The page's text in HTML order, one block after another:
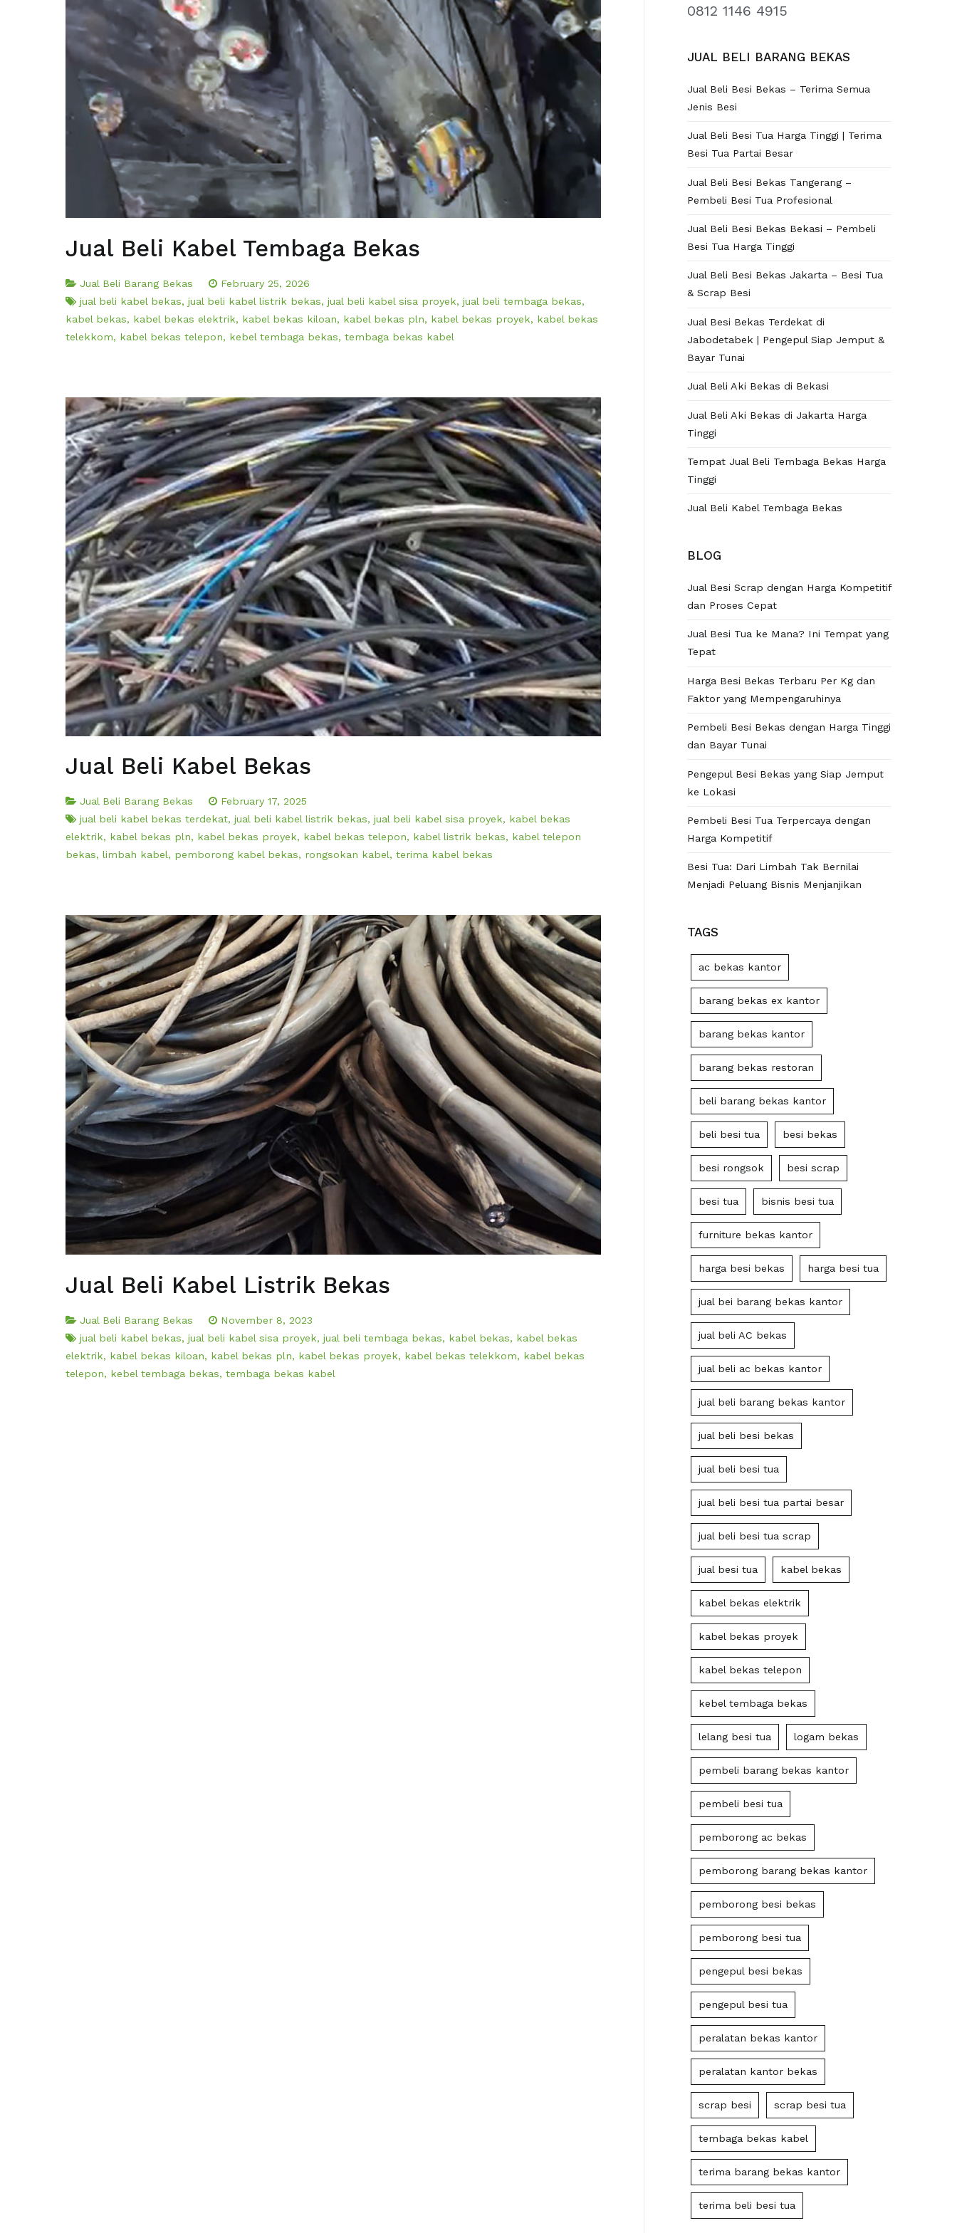
Jual Beli Kabel Tembaga Bekas
Jual Beli Barang Bekas
February 25, 2026
jual beli kabel bekas, jual beli kabel listrik bekas, jual beli kabel sisa proyek, jual beli tembaga bekas,
kabel bekas, kabel bekas elektrik, kabel bekas kiloan, kabel bekas pln, kabel bekas proyek, kabel bekas
telekkom, kabel bekas telepon, kebel tembaga bekas, tembaga bekas kabel
Jual Beli Kabel Bekas
Jual Beli Barang Bekas
February 17, 2025
jual beli kabel bekas terdekat, jual beli kabel listrik bekas, jual beli kabel sisa proyek, kabel bekas
elektrik, kabel bekas pln, kabel bekas proyek, kabel bekas telepon, kabel listrik bekas, kabel telepon
bekas, limbah kabel, pemborong kabel bekas, rongsokan kabel, terima kabel bekas
Jual Beli Kabel Listrik Bekas
Jual Beli Barang Bekas
November 8, 2023
jual beli kabel bekas, jual beli kabel sisa proyek, jual beli tembaga bekas, kabel bekas, kabel bekas
elektrik, kabel bekas kiloan, kabel bekas pln, kabel bekas proyek, kabel bekas telekkom, kabel bekas
telepon, kebel tembaga bekas, tembaga bekas kabel
0812 1146 4915
JUAL BELI BARANG BEKAS
Jual Beli Besi Bekas – Terima Semua
Jenis Besi
Jual Beli Besi Tua Harga Tinggi | Terima
Besi Tua Partai Besar
Jual Beli Besi Bekas Tangerang –
Pembeli Besi Tua Profesional
Jual Beli Besi Bekas Bekasi – Pembeli
Besi Tua Harga Tinggi
Jual Beli Besi Bekas Jakarta – Besi Tua
& Scrap Besi
Jual Besi Bekas Terdekat di
Jabodetabek | Pengepul Siap Jemput &
Bayar Tunai
Jual Beli Aki Bekas di Bekasi
Jual Beli Aki Bekas di Jakarta Harga
Tinggi
Tempat Jual Beli Tembaga Bekas Harga
Tinggi
Jual Beli Kabel Tembaga Bekas
BLOG
Jual Besi Scrap dengan Harga Kompetitif
dan Proses Cepat
Jual Besi Tua ke Mana? Ini Tempat yang
Tepat
Harga Besi Bekas Terbaru Per Kg dan
Faktor yang Mempengaruhinya
Pembeli Besi Bekas dengan Harga Tinggi
dan Bayar Tunai
Pengepul Besi Bekas yang Siap Jemput
ke Lokasi
Pembeli Besi Tua Terpercaya dengan
Harga Kompetitif
Besi Tua: Dari Limbah Tak Bernilai
Menjadi Peluang Bisnis Menjanjikan
TAGS
ac bekas kantor
barang bekas ex kantor
barang bekas kantor
barang bekas restoran
beli barang bekas kantor
beli besi tua besi bekas
besi rongsok besi scrap
besi tua bisnis besi tua
furniture bekas kantor
harga besi bekas harga besi tua
jual bei barang bekas kantor
jual beli AC bekas
jual beli ac bekas kantor
jual beli barang bekas kantor
jual beli besi bekas
jual beli besi tua
jual beli besi tua partai besar
jual beli besi tua scrap
jual besi tua kabel bekas
kabel bekas elektrik
kabel bekas proyek
kabel bekas telepon
kebel tembaga bekas
lelang besi tua logam bekas
pembeli barang bekas kantor
pembeli besi tua
pemborong ac bekas
pemborong barang bekas kantor
pemborong besi bekas
pemborong besi tua
pengepul besi bekas
pengepul besi tua
peralatan bekas kantor
peralatan kantor bekas
scrap besi scrap besi tua
tembaga bekas kabel
terima barang bekas kantor
terima beli besi tua